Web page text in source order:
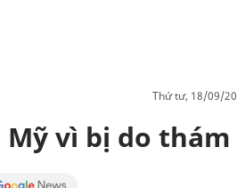
thứ tư, 18/09/
vì bị do thám